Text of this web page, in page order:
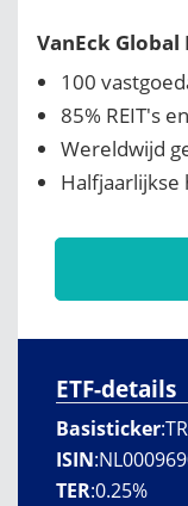
VanEck Global
100
85% REIT's
Wereldwijd
Halfjaarlijkse
ETF-details
Basisticker:
ISIN:
TER:0.25%